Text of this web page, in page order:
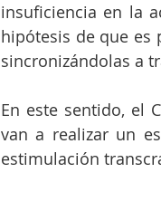
insuficiencia en la
hipótesis de que es
sincronizándolas a
En este sentido, el
van a realizar un
estimulación